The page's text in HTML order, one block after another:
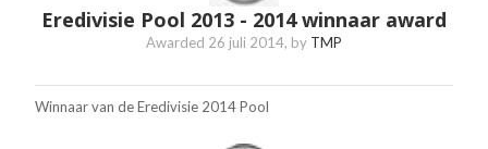
Eredivisie Pool 2013 - 2014 winnaar award
Awarded 26 juli 2014, by TMP
Winnaar van de Eredivisie 2014 Pool